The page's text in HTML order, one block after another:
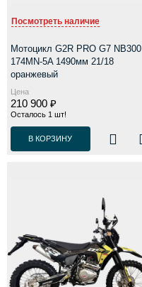
Посмотреть наличие
Мотоцикл G2R PRO G7 NB300
174MN-5A 1490мм 21/18
оранжевый
Цена
210 900 ₽
Осталось 1 шт!
В КОРЗИНУ